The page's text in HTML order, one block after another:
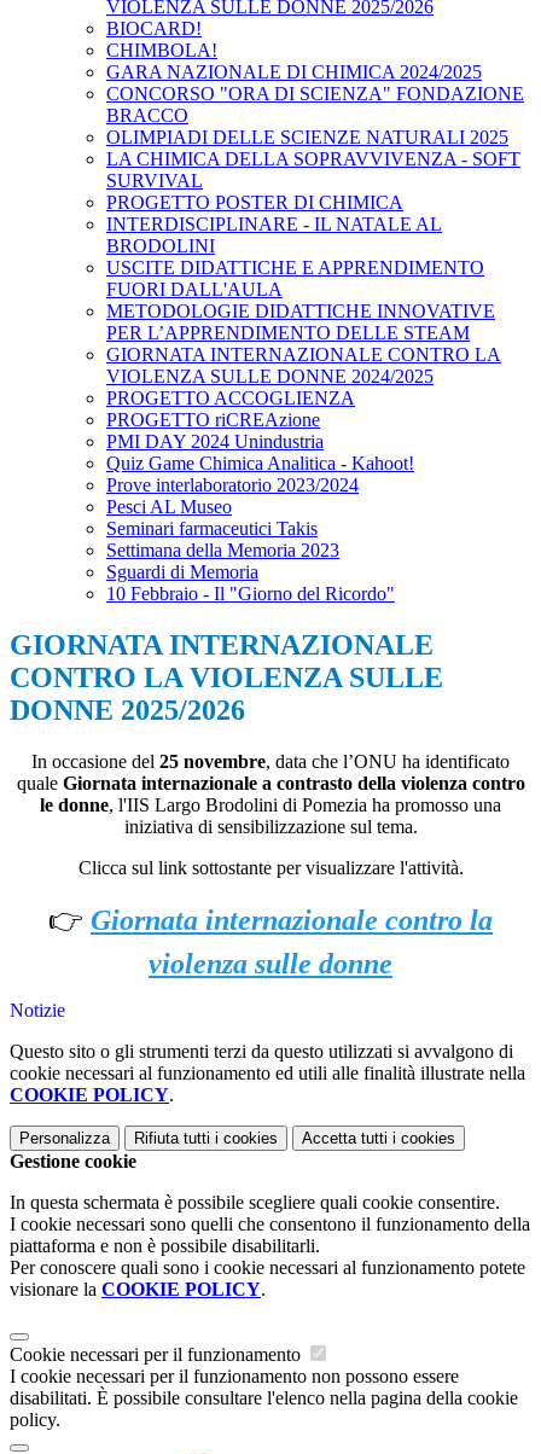
VIOLENZA SULLE DONNE 2025/2026
BIOCARD!
CHIMBOLA!
GARA NAZIONALE DI CHIMICA 2024/2025
CONCORSO "ORA DI SCIENZA" FONDAZIONE
BRACCO
OLIMPIADI DELLE SCIENZE NATURALI 2025
LA CHIMICA DELLA SOPRAVVIVENZA - SOFT
SURVIVAL
PROGETTO POSTER DI CHIMICA
INTERDISCIPLINARE - IL NATALE AL
BRODOLINI
USCITE DIDATTICHE E APPRENDIMENTO
FUORI DALL'AULA
METODOLOGIE DIDATTICHE INNOVATIVE
PER L’APPRENDIMENTO DELLE STEAM
GIORNATA INTERNAZIONALE CONTRO LA
VIOLENZA SULLE DONNE 2024/2025
PROGETTO ACCOGLIENZA
PROGETTO riCREAzione
PMI DAY 2024 Unindustria
Quiz Game Chimica Analitica - Kahoot!
Prove interlaboratorio 2023/2024
Pesci AL Museo
Seminari farmaceutici Takis
Settimana della Memoria 2023
Sguardi di Memoria
10 Febbraio - Il "Giorno del Ricordo"
GIORNATA INTERNAZIONALE
CONTRO LA VIOLENZA SULLE
DONNE 2025/2026
In occasione del 25 novembre, data che l’ONU ha identificato
quale Giornata internazionale a contrasto della violenza contro
le donne, l'IIS Largo Brodolini di Pomezia ha promosso una
iniziativa di sensibilizzazione sul tema.
Clicca sul link sottostante per visualizzare l'attività.
👉 Giornata internazionale contro la
violenza sulle donne
Notizie
Questo sito o gli strumenti terzi da questo utilizzati si avvalgono di
cookie necessari al funzionamento ed utili alle finalità illustrate nella
COOKIE POLICY.
Personalizza Rifiuta tutti i cookies Accetta tutti i cookies
Gestione cookie
In questa schermata è possibile scegliere quali cookie consentire.
I cookie necessari sono quelli che consentono il funzionamento della
piattaforma e non è possibile disabilitarli.
Per conoscere quali sono i cookie necessari al funzionamento potete
visionare la COOKIE POLICY.
Cookie necessari per il funzionamento
I cookie necessari per il funzionamento non possono essere
disabilitati. È possibile consultare l'elenco nella pagina della cookie
policy.